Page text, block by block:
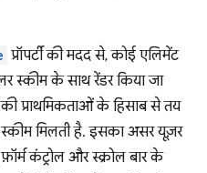
प्रॉपर्टी की मदद से, कोई एलिमेंट
स्कीम के साथ रेंडर किया जा
प्राथमिकताओं के हिसाब से तय
मिलती है. इसका असर यूज़र
कंट्रोल और स्क्रोल बार के